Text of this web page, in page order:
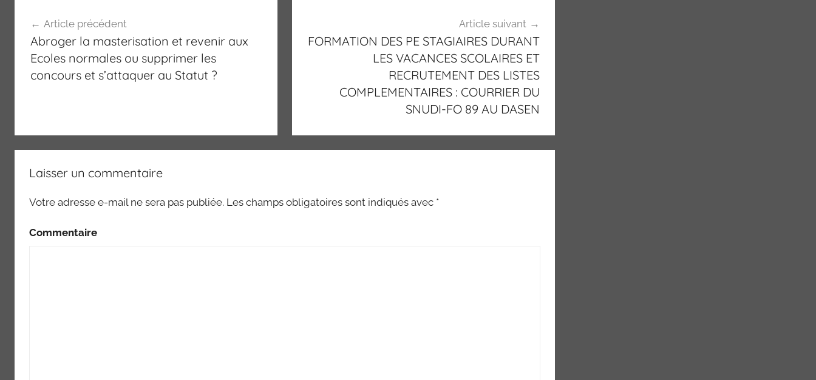
de
l’article
Article précédent
Abroger la masterisation et revenir aux
Ecoles normales ou supprimer les
concours et s’attaquer au Statut ?
Article suivant
FORMATION DES PE STAGIAIRES DURANT
LES VACANCES SCOLAIRES ET
RECRUTEMENT DES LISTES
COMPLEMENTAIRES : COURRIER DU
SNUDI-FO 89 AU DASEN
Laisser un commentaire
Votre adresse e-mail ne sera pas publiée. Les champs obligatoires sont indiqués avec *
Commentaire